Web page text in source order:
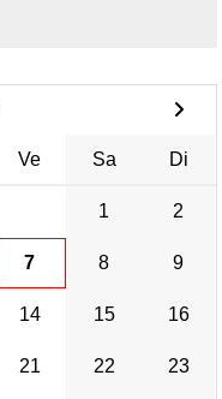
Ve Sa Di
1 2
7 8 9
14 15 16
21 22 23